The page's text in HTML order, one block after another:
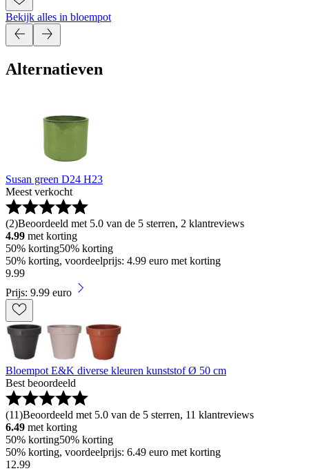
Bekijk alles in bloempot
Alternatieven
Susan green D24 H23
Meest verkocht
(2)Beoordeeld met 5.0 van de 5 sterren, 2 klantreviews
4.99 met korting
50% korting50% korting
50% korting, voordeelprijs: 4.99 euro met korting
9.99
Prijs: 9.99 euro
Bloempot E&K diverse kleuren kunststof Ø 50 cm
Best beoordeeld
(11)Beoordeeld met 5.0 van de 5 sterren, 11 klantreviews
6.49 met korting
50% korting50% korting
50% korting, voordeelprijs: 6.49 euro met korting
12.99